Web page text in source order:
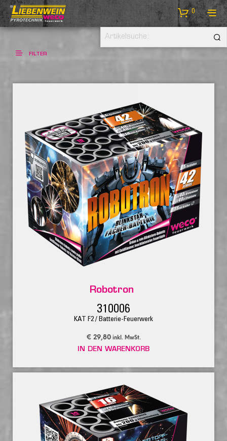
0
FILTER
Robotron
310006
KAT F2 / Batterie-Feuerwerk
€ 29,80 inkl. MwSt.
IN DEN WARENKORB